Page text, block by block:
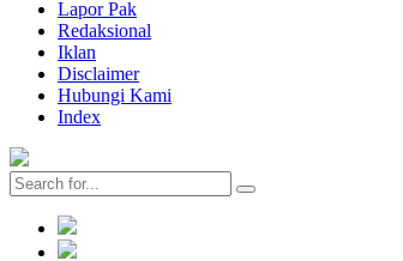
Lapor Pak
Redaksional
Iklan
Disclaimer
Hubungi Kami
Index